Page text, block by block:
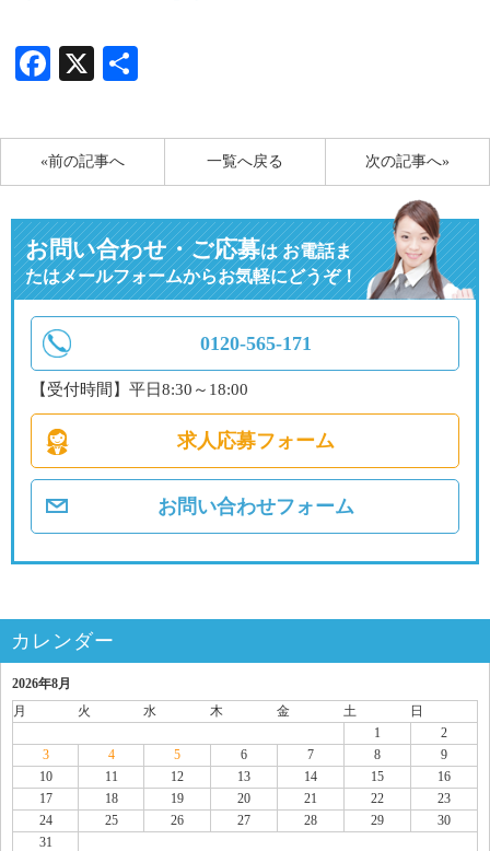
Facebook
X
«前の記事へ 次の記事へ»
一覧へ戻る
お問い合わせ・ご応募はお電話ま
たはメールフォームからお気軽にどうぞ！
0120-565-171
【受付時間】平日8:30～18:00
求人応募フォーム
お問い合わせフォーム
カレンダー
2026年8月
月
火 水 木 金 土
日
1
2
3
4 5 6 7 8
9
10
11 12 13 14 15
16
17
18 19 20 21 22
23
24
25 26 27 28 29
30
31